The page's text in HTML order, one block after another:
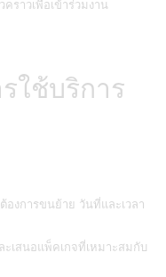
ราวเพื่อเข้าร่วมงาน
ใช้บริการ
องการขนย้าย วันที่และเวลา
ะเสนอแพ็คเกจที่เหมาะสมกับ